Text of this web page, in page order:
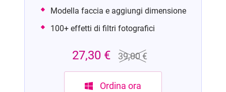
Modella faccia e aggiungi dimensione
100+ effetti di filtri fotografici
27,30 € 39,00 €
Ordina ora